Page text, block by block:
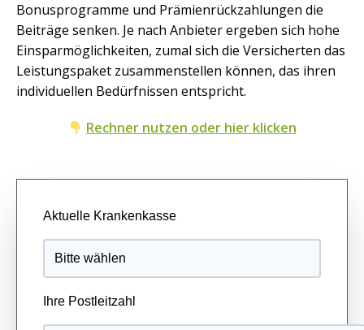
Bonusprogramme und Prämienrückzahlungen die
Beiträge senken. Je nach Anbieter ergeben sich hohe
Einsparmöglichkeiten, zumal sich die Versicherten das
Leistungspaket zusammenstellen können, das ihren
individuellen Bedürfnissen entspricht.
Rechner nutzen oder hier klicken
Aktuelle Krankenkasse
Ihre Postleitzahl